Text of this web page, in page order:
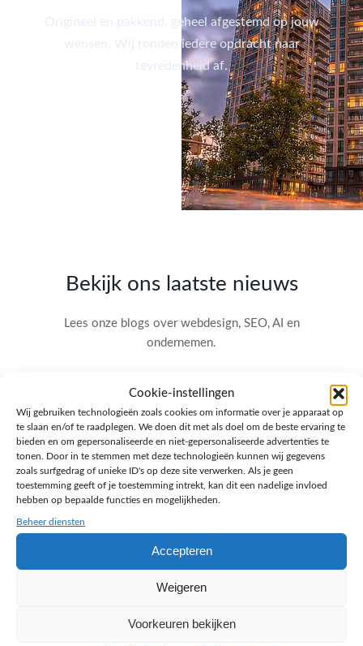
Cookie-instellingen
Wij gebruiken technologieën zoals cookies om informatie over je apparaat op
te slaan en/of te raadplegen. We doen dit met als doel om de beste ervaring te
bieden en om gepersonaliseerde en niet-gepersonaliseerde advertenties te
tonen. Door in te stemmen met deze technologieën kunnen wij gegevens
zoals surfgedrag of unieke ID's op deze site verwerken. Als je geen
toestemming geeft of je toestemming intrekt, kan dit een nadelige invloed
hebben op bepaalde functies en mogelijkheden.
Beheer diensten
Accepteren
Weigeren
Voorkeuren bekijken
Origineel en pakkend, geheel afgestemd op jouw
wensen. Wij ronden iedere opdracht naar
tevredenheid af.
Bekijk ons laatste nieuws
Lees onze blogs over webdesign, SEO, AI en
ondernemen.